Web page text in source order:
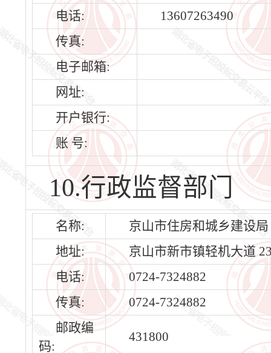
电话:
13607263490
传真:
电子邮箱:
网址:
开户银行:
账 号:
10.行政监督部门
名称:
京山市住房和城乡建设局
地址:
京山市新市镇轻机大道
电话:
0724-7324882
传真:
0724-7324882
邮政编
码:
431800